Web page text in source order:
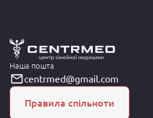
Наша пошта
centrmed@gmail.com
Правила спільноти